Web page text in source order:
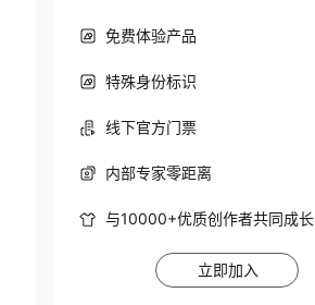
免费体验产品
特殊身份标识
线下官方门票
内部专家零距离
与10000+优质创作者共同成长
立即加入